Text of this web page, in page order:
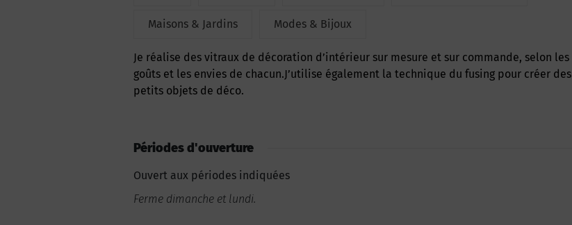
Maisons & Jardins Modes & Bijoux
Je réalise des vitraux de décoration d’intérieur sur mesure et sur commande, selon les
goûts et les envies de chacun.J’utilise également la technique du fusing pour créer des
petits objets de déco.
Périodes d'ouverture
Ouvert aux périodes indiquées
Ferme dimanche et lundi.